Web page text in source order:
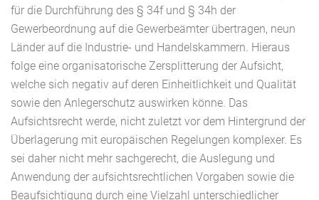
für die Durchführung des § 34f und § 34h der
Gewerbeordnung auf die Gewerbeämter übertragen, neun
Länder auf die Industrie- und Handelskammern. Hieraus
folge eine organisatorische Zersplitterung der Aufsicht,
welche sich negativ auf deren Einheitlichkeit und Qualität
sowie den Anlegerschutz auswirken könne. Das
Aufsichtsrecht werde, nicht zuletzt vor dem Hintergrund der
Überlagerung mit europäischen Regelungen komplexer. Es
sei daher nicht mehr sachgerecht, die Auslegung und
Anwendung der aufsichtsrechtlichen Vorgaben sowie die
Beaufsichtigung durch eine Vielzahl unterschiedlicher